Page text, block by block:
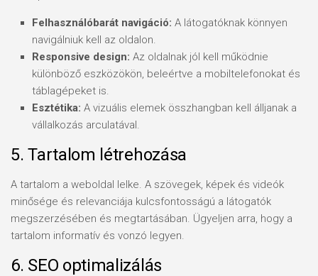
Felhasználóbarát navigáció: A látogatóknak könnyen
navigálniuk kell az oldalon.
Responsive design: Az oldalnak jól kell működnie
különböző eszközökön, beleértve a mobiltelefonokat és
táblagépeket is.
Esztétika: A vizuális elemek összhangban kell álljanak a
vállalkozás arculatával.
5. Tartalom létrehozása
A tartalom a weboldal lelke. A szövegek, képek és videók
minősége és relevanciája kulcsfontosságú a látogatók
megszerzésében és megtartásában. Ügyeljen arra, hogy a
tartalom informatív és vonzó legyen.
6. SEO optimalizálás